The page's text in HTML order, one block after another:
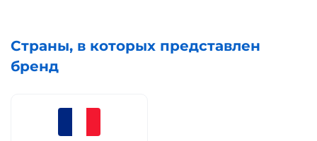
Страны, в которых представлен
бренд